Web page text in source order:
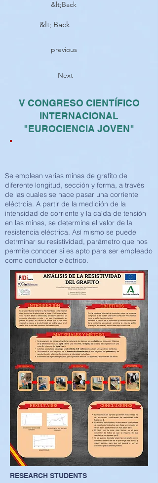
&lt;Back
&lt; Back
previous
Next
V CONGRESO CIENTÍFICO
INTERNACIONAL
"EUROCIENCIA JOVEN"
Se emplean varias minas de grafito de
diferente longitud, sección y forma, a través
de las cuales se hace pasar una corriente
eléctrcia. A partir de la medición de la
intensidad de corriente y la caída de tensión
en las minas, se determina el valor de la
resistencia eléctrica. Así mismo se puede
detrminar su resistividad, parámetro que nos
permite conocer si es apto para ser empleado
como conductor eléctrico.
RESEARCH STUDENTS